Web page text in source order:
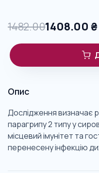
1482.001408.00 ₴
Опис
Дослідження визначає
парагрипу 2 типу у
місцевий імунітет та
перенесену інфекцію